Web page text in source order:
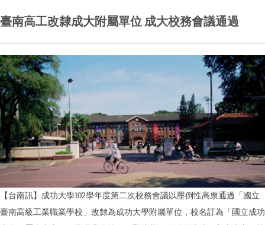
臺南高工改隸成大附屬單位 成大校務會議通過
【台南訊】成功大學102學年度第二次校務會議以壓倒性高票通過「國立
臺南高級工業職業學校」改隸為成功大學附屬單位，校名訂為「國立成功